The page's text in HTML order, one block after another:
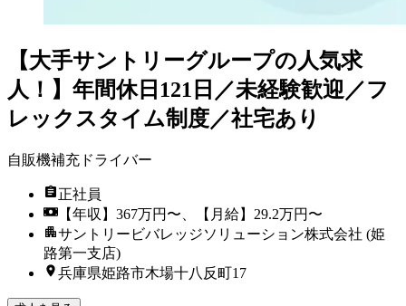
【大手サントリーグループの人気求
人！】年間休日121日／未経験歓迎／フ
レックスタイム制度／社宅あり
自販機補充ドライバー
正社員
【年収】367万円〜、【月給】29.2万円〜
サントリービバレッジソリューション株式会社 (姫
路第一支店)
兵庫県姫路市木場十八反町17